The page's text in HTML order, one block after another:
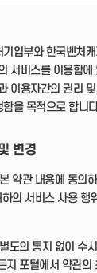
업부와 한국벤처
서비스를 이용함
이용자간의 권리
을 목적으로 합니
변경
약관 내용에 동의
의 서비스 사용 행
도의 통지 없이 수
지 포털에서 약관의